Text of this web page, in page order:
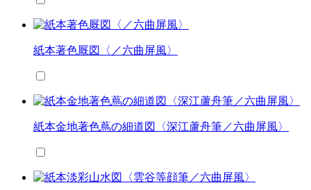
紙本著色厩図〈／六曲屏風〉
紙本金地著色蔦の細道図〈深江蘆舟筆／六曲屏風〉